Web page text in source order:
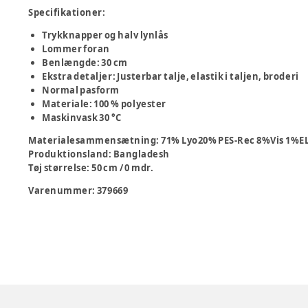
Specifikationer:
Trykknapper og halv lynlås
Lommer foran
Benlængde: 30 cm
Ekstra detaljer: Justerbar talje, elastik i taljen, broderi
Normal pasform
Materiale: 100 % polyester
Maskinvask 30 °C
Materialesammensætning:71% Lyo20% PES-Rec 8%Vis
Produktionsland: Bangladesh
Tøj størrelse:50 cm / 0 mdr.
Varenummer: 379669